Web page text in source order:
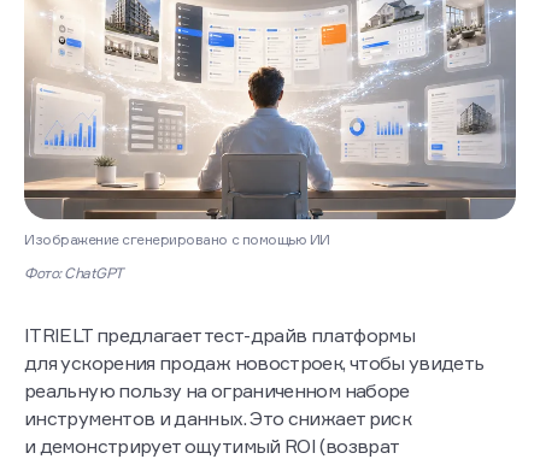
Изображение сгенерировано с помощью ИИ
Фото: ChatGPT
ITRIELT предлагает тест-драйв платформы
для ускорения продаж новостроек, чтобы увидеть
реальную пользу на ограниченном наборе
инструментов и данных. Это снижает риск
и демонстрирует ощутимый ROI (возврат